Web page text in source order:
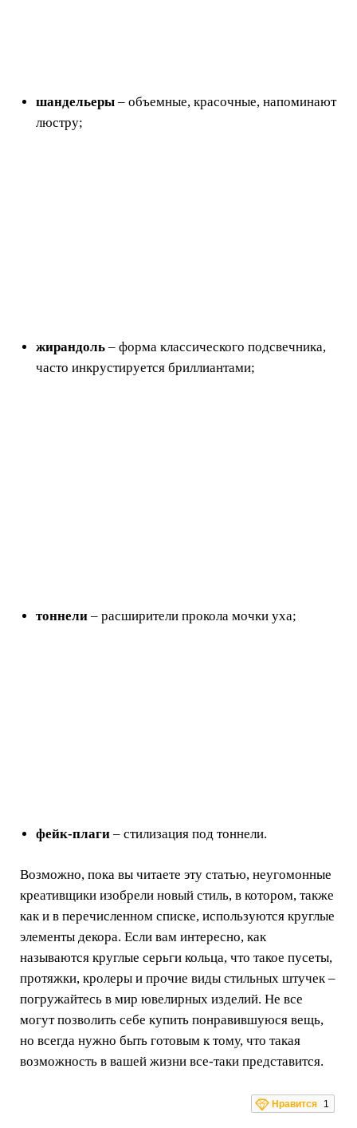
шандельеры – объемные, красочные, напоминают
люстру;
жирандоль – форма классического подсвечника,
часто инкрустируется бриллиантами;
тоннели – расширители прокола мочки уха;
фейк-плаги – стилизация под тоннели.
Возможно, пока вы читаете эту статью, неугомонные
креативщики изобрели новый стиль, в котором, также
как и в перечисленном списке, используются круглые
элементы декора. Если вам интересно, как
называются круглые серьги кольца, что такое пусеты,
протяжки, кролеры и прочие виды стильных штучек –
погружайтесь в мир ювелирных изделий. Не все
могут позволить себе купить понравившуюся вещь,
но всегда нужно быть готовым к тому, что такая
возможность в вашей жизни все-таки представится.
Нравится 1